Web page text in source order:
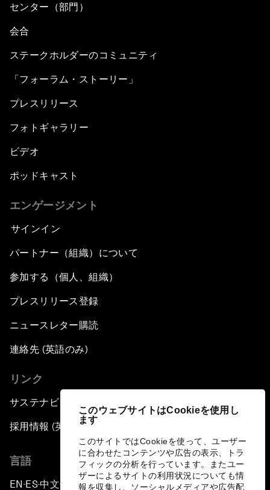
このウェブサイトはCookieを使用し
ます
このサイトではCookieを使って、ユーザー
に合わせたコンテンツや広告の表示、トラ
フィックの分析を行っています。またユー
ザーによるサイトの利用状況についても情
報を収集し、ソーシャルメディアや広告配
センター（部門）
会合
ステークホルダーのコミュニティ
「フォーラム・ストーリー」
プレスリリース
フォトギャラリー
ビデオ
ポッドキャスト
エンゲージメント
サインイン
パートナー（組織）について
参加する（個人、組織）
プレスリリース登録
ニュースレター購読
連絡先 (英語のみ)
リンク
サステナビリティへの取り組み
採用情報 (英語のみ)
言語
EN ▪ES▪中文▪ 日本語